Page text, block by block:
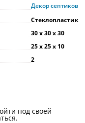
Декор септиков
Стеклопластик
30 х 30 х 30
25 х 25 х 10
2
под своей